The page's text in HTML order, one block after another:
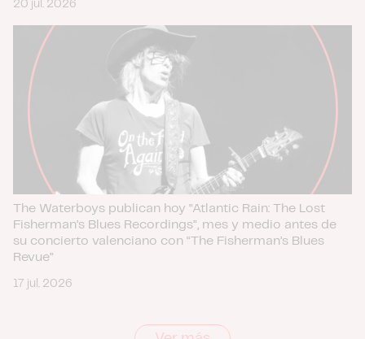
20 jul. 2026
The Waterboys publican hoy “Atlantic Rain: The Lost
Fisherman’s Blues Recordings”, mes y medio antes de
su concierto valenciano con “The Fisherman’s Blues
Revue”
17 jul. 2026